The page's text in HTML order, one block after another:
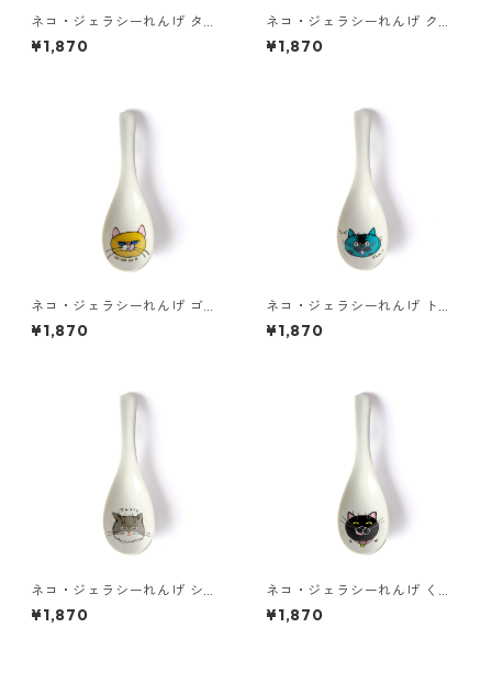
ネコ・ジェラシーれんげ タビ
ー
¥1,870
ネコ・ジェラシーれんげ クリ
ーム
¥1,870
ネコ・ジェラシーれんげ ゴー
ルド
¥1,870
ネコ・ジェラシーれんげ トー
ティシェル
¥1,870
ネコ・ジェラシーれんげ シェ
ーテッド
¥1,870
ネコ・ジェラシーれんげ くろ
ねこ
¥1,870